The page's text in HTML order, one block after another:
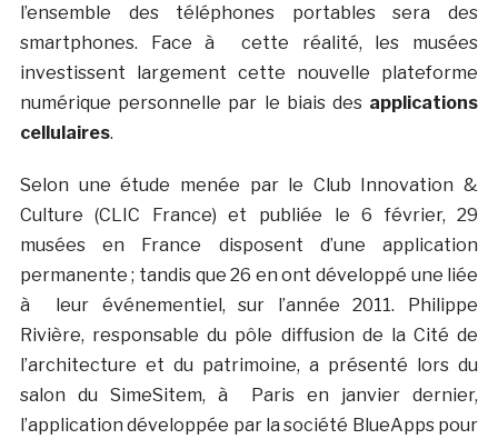
l’ensemble des téléphones portables sera des
smartphones. Face à cette réalité, les musées
investissent largement cette nouvelle plateforme
numérique personnelle par le biais des applications
cellulaires.
Selon une étude menée par le Club Innovation &
Culture (CLIC France) et publiée le 6 février, 29
musées en France disposent d’une application
permanente ; tandis que 26 en ont développé une liée
à leur événementiel, sur l’année 2011. Philippe
Rivière, responsable du pôle diffusion de la Cité de
l’architecture et du patrimoine, a présenté lors du
salon du SimeSitem, à Paris en janvier dernier,
l’application développée par la société BlueApps pour